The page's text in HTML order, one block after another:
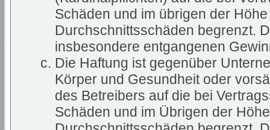
Schäden und im übrigen der
Durchschnittsschäden begrenzt.
insbesondere entgangenen
Die Haftung ist gegenüber
Körper und Gesundheit oder
des Betreibers auf die bei
Schäden und im Übrigen der